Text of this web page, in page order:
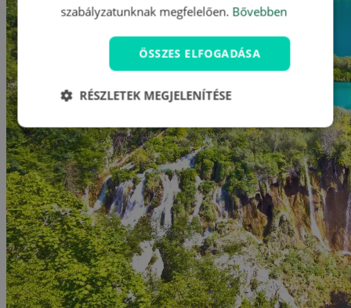
szabályzatunknak megfelelően. Bővebben
ÖSSZES ELFOGADÁSA
RÉSZLETEK MEGJELENÍTÉSE